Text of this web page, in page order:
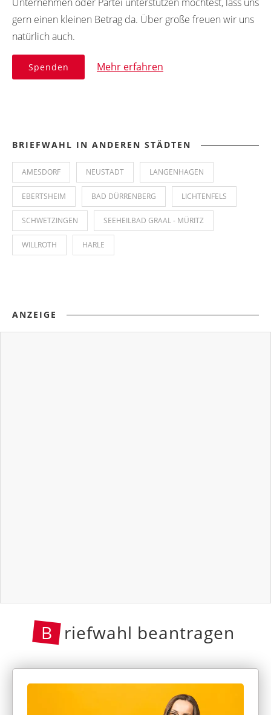
gern einen kleinen Betrag da. Über große freuen wir uns
natürlich auch.
Spenden Mehr erfahren
BRIEFWAHL IN ANDEREN STÄDTEN
AMESDORF NEUSTADT LANGENHAGEN
EBERTSHEIM BAD DÜRRENBERG LICHTENFELS
SCHWETZINGEN SEEHEILBAD GRAAL - MÜRITZ
WILLROTH HARLE
ANZEIGE
B riefwahl beantragen